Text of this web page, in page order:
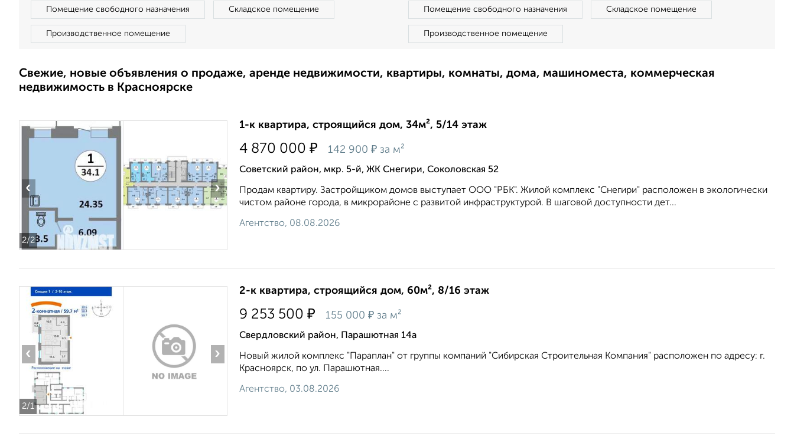
Помещение свободного назначения Складское помещение
Производственное помещение
Помещение свободного назначения Складское помещение
Производственное помещение
Свежие, новые объявления о продаже, аренде недвижимости, квартиры, комнаты, дома, машиноместа, коммерческая
недвижимость в Красноярске
2/2
‹ ›
1-к квартира, строящийся дом, 34м², 5/14 этаж
4 870 000 ₽ 142 900 ₽ за м²
Советский район, мкр. 5-й, ЖК Снегири, Соколовская 52
Продам квартиру. Застройщиком домов выступает ООО "РБК". Жилой комплекс "Снегири" расположен в экологически
чистом районе города, в микрорайоне с развитой инфраструктурой. В шаговой доступности дет...
Агентство, 08.08.2026
2/1
‹ ›
2-к квартира, строящийся дом, 60м², 8/16 этаж
9 253 500 ₽ 155 000 ₽ за м²
Свердловский район, Парашютная 14а
Новый жилой комплекс "Параплан" от группы компаний "Сибирская Строительная Компания" расположен по адресу: г.
Красноярск, по ул. Парашютная....
Агентство, 03.08.2026